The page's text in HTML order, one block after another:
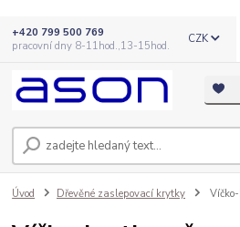
CZK
+420 799 500 769
pracovní dny 8-11hod.,13-15hod.
Úvod Dřevěné zaslepovací krytky